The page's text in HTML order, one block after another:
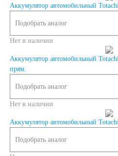
Авто из Азии
Европейские авто
Японские авто
Аккумулятор автомобильный
Подобрать аналог
Нет в наличии
Аккумулятор автомобильный
прям.
Подобрать аналог
Нет в наличии
Аккумулятор автомобильный
Подобрать аналог